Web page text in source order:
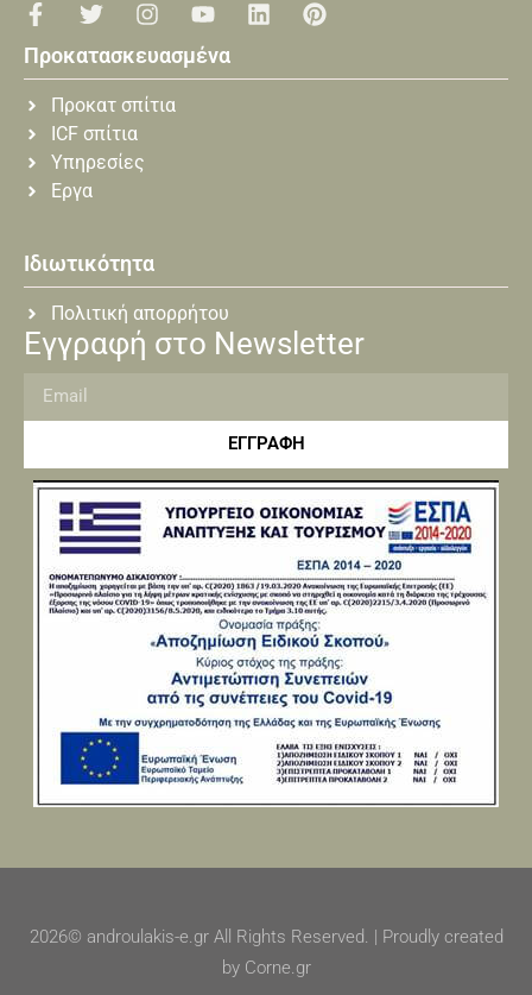
Προκατασκευασμένα
Προκατ σπίτια
ICF σπίτια
Υπηρεσίες
Εργα
Ιδιωτικότητα
Πολιτική απορρήτου
Εγγραφή στο Newsletter
ΕΓΓΡΑΦΗ
2026© androulakis-e.gr All Rights Reserved. | Proudly created
by Corne.gr